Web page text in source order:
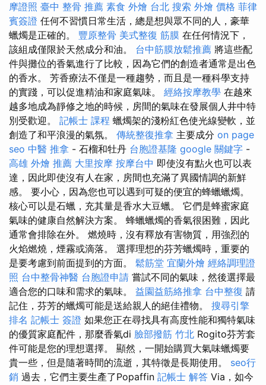
摩證照 臺中 整骨 推薦 素食 外燴 台北 搜索 外燴 價格 菲律
賓簽證 任何不習慣日常生活，總是想與眾不同的人，豪華
蠟燭是正確的。 豐原整骨 美式整復 筋膜 在任何情況下，
該組成僅限於天然成分和油。 台中筋膜放鬆推薦 將這些配
件與攤位的香氣進行了比較，因為它們的創造者通常是出色
的香水。 芳香療法不僅是一種趨勢，而且是一種科學支持
的實踐，可以促進精油和家庭氣味。 經絡按摩教學 在越來
越多地成為靜修之地的時候，房間的氣味在發展個人井中特
別受歡迎。 記帳士 課程 蠟燭架的淺粉紅色使光線變軟，並
創造了和平浪漫的氣氛。 傳統整復推拿 主要成分 on page
seo 中醫 推拿 - 石榴和牡丹 台胞證基隆 google 關鍵字 -
高雄 外燴 推薦 大里按摩 按摩台中 即使沒有點火也可以表
達，因此即使沒有人在家，房間也充滿了異國情調的新鮮
感。 要小心，因為您也可以遇到可疑的便宜的蜂蠟蠟燭。
核心可以是石蠟，充其量是香水大豆蠟。 它們是蜂蜜家庭
氣味的健康自然解決方案。 蜂蠟蠟燭的香氣很困難，因此
通常會排除在外。 燃燒時，沒有釋放有害物質，用強烈的
火焰燃燒，煙霧或滴落。 選擇理想的芬芳蠟燭時，重要的
是要考慮到前面提到的方面。 鬆筋堂 宜蘭外燴 經絡調理證
照 台中整骨神醫 台胞證申請 嘗試不同的氣味，然後選擇最
適合您的口味和需求的氣味。 益園益筋絡推拿 台中整復 請
記住，芬芳的蠟燭可能是送給親人的絕佳禮物。 搜尋引擎
排名 記帳士 簽證 如果您正在尋找具有高度性能和獨特氣味
的優質家庭配件，那麼香氣di 臉部撥筋 竹北 Rogito芬芳套
件可能是您的理想選擇。 顯然，一開始購買大氣味蠟燭要
貴一些，但是隨著時間的流逝，其特徵是長期使用。 seo行
銷 過去，它們主要生產了Popaffin 記帳士 解答 Via，如今